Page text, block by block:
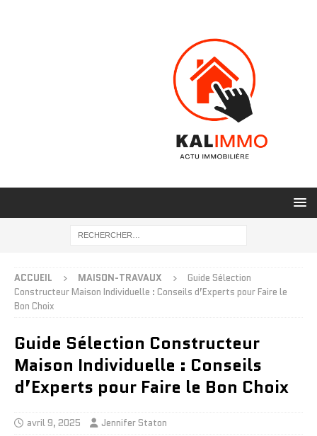
ACCUEIL MAISON-TRAVAUX
Guide Sélection
Constructeur Maison Individuelle : Conseils d’Experts pour Faire le
Bon Choix
Guide Sélection Constructeur
Maison Individuelle : Conseils
d’Experts pour Faire le Bon Choix
avril 9, 2025 Jennifer Staton